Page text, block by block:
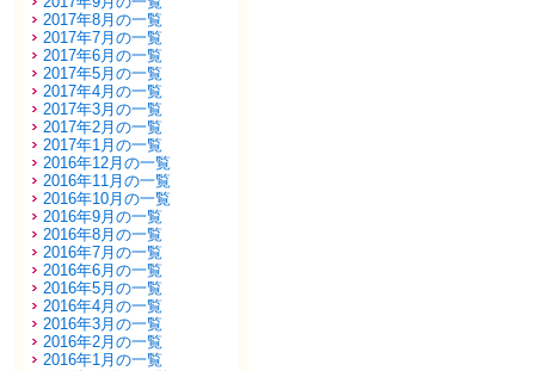
2017年8月の一覧
2017年7月の一覧
2017年6月の一覧
2017年5月の一覧
2017年4月の一覧
2017年3月の一覧
2017年2月の一覧
2017年1月の一覧
2016年12月の一覧
2016年11月の一覧
2016年10月の一覧
2016年9月の一覧
2016年8月の一覧
2016年7月の一覧
2016年6月の一覧
2016年5月の一覧
2016年4月の一覧
2016年3月の一覧
2016年2月の一覧
2016年1月の一覧